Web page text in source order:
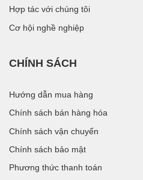
Hợp tác với chúng tôi
Cơ hội nghề nghiệp
CHÍNH SÁCH
Hướng dẫn mua hàng
Chính sách bán hàng hóa
Chính sách vận chuyển
Chính sách bảo mật
Phương thức thanh toán